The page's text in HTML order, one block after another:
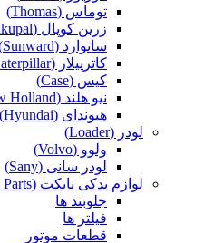
توماس (Thomas)
زرین کوپال (Zarrinkupal)
سانوارد (Sunward)
کاترپیلار (Caterpillar)
کیس (Case)
نیو هلند (New Holland)
هیوندای (Hyundai)
لودر (Loader)
ولوو (Volvo)
لودر سانی (Sany)
لوازم یدکی بابکت (Bobcat Spare Parts)
جلوبند ها
فیلتر ها
قطعات موتور